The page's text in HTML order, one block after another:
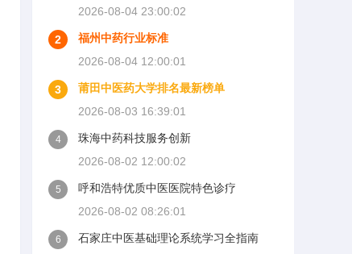
2026-08-04 23:00:02
2
福州中药行业标准
2026-08-04 12:00:01
3
莆田中医药大学排名最新榜单
2026-08-03 16:39:01
4
珠海中药科技服务创新
2026-08-02 12:00:02
5
呼和浩特优质中医医院特色诊疗
2026-08-02 08:26:01
6
石家庄中医基础理论系统学习全指南